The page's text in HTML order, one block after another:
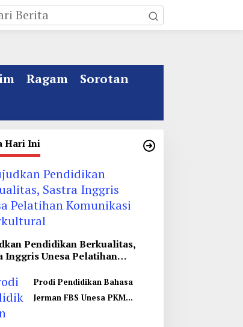
Ragam
Sorotan
Rumah Mewah
ART Tewas
Menghirup Asap
Jombang: Panitia Gupuh,
Suguh, Lungguh
Hari Ini
Pendidikan Berkualitas,
Inggris Unesa Pelatihan
Prodi Pendidikan Bahasa
Jerman FBS Unesa PKM